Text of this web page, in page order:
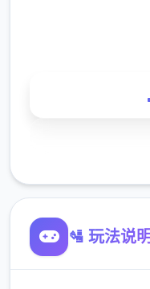
🛂 玩法说明